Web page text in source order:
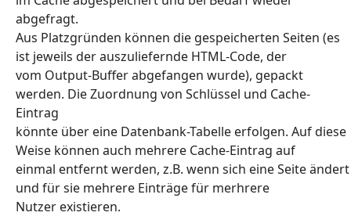
abgefragt.
Aus Platzgründen können die gespeicherten Seiten (es
ist jeweils der auszuliefernde HTML-Code, der
vom Output-Buffer abgefangen wurde), gepackt
werden. Die Zuordnung von Schlüssel und Cache-
Eintrag
könnte über eine Datenbank-Tabelle erfolgen. Auf diese
Weise können auch mehrere Cache-Eintrag auf
einmal entfernt werden, z.B. wenn sich eine Seite ändert
und für sie mehrere Einträge für merhrere
Nutzer existieren.